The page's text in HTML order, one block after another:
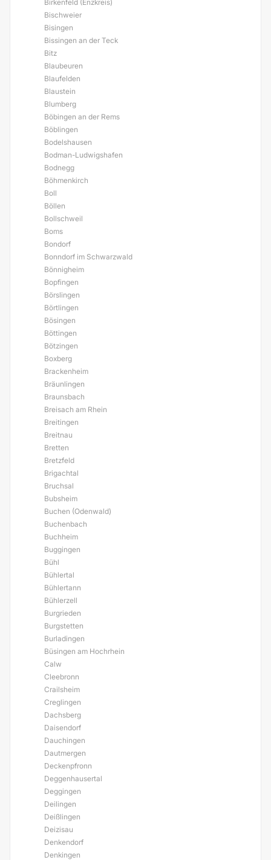
Birkenfeld (Enzkreis)
Bischweier
Bisingen
Bissingen an der Teck
Bitz
Blaubeuren
Blaufelden
Blaustein
Blumberg
Böbingen an der Rems
Böblingen
Bodelshausen
Bodman-Ludwigshafen
Bodnegg
Böhmenkirch
Boll
Böllen
Bollschweil
Boms
Bondorf
Bonndorf im Schwarzwald
Bönnigheim
Bopfingen
Börslingen
Börtlingen
Bösingen
Böttingen
Bötzingen
Boxberg
Brackenheim
Bräunlingen
Braunsbach
Breisach am Rhein
Breitingen
Breitnau
Bretten
Bretzfeld
Brigachtal
Bruchsal
Bubsheim
Buchen (Odenwald)
Buchenbach
Buchheim
Buggingen
Bühl
Bühlertal
Bühlertann
Bühlerzell
Burgrieden
Burgstetten
Burladingen
Büsingen am Hochrhein
Calw
Cleebronn
Crailsheim
Creglingen
Dachsberg
Daisendorf
Dauchingen
Dautmergen
Deckenpfronn
Deggenhausertal
Deggingen
Deilingen
Deißlingen
Deizisau
Denkendorf
Denkingen